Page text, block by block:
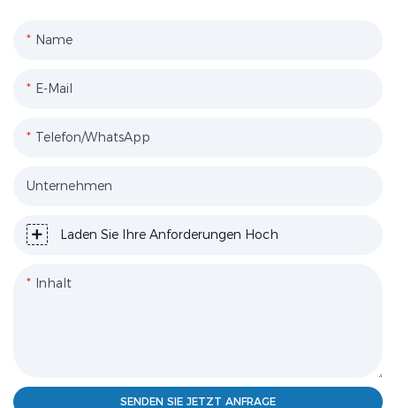
Name
E-Mail
Telefon/WhatsApp
Unternehmen
Laden Sie Ihre Anforderungen Hoch
Inhalt
SENDEN SIE JETZT ANFRAGE